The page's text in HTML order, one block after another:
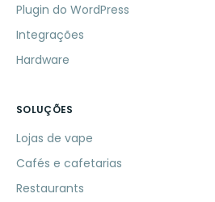
Plugin do WordPress
Integrações
Hardware
SOLUÇÕES
Lojas de vape
Cafés e cafetarias
Restaurants